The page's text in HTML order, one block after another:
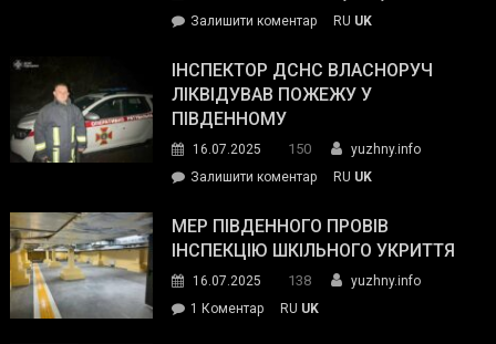
допомогу
Залишити коментарon
провів
нараду
силових
та
органів:
«Наш
спільний
RU UK
ІНСПЕКТОР ДСНС ВЛАСНОРУЧ
ЛІКВІДУВАВ ПОЖЕЖУ У
ПІВДЕННОМУ
16.07.2025 150
yuzhny.info
Залишити коментарon
ДСНС
власноруч
пожежу
у
RU UK
МЕР ПІВДЕННОГО ПРОВІВ
ІНСПЕКЦІЮ ШКІЛЬНОГО УКРИТТЯ
16.07.2025 138
yuzhny.info
1 Коментардо RU UK